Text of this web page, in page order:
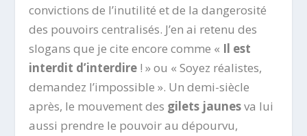
convictions de l’inutilité et de la dangerosité
des pouvoirs centralisés. J’en ai retenu des
slogans que je cite encore comme « Il est
interdit d’interdire ! » ou « Soyez réalistes,
demandez l’impossible ». Un demi-siècle
après, le mouvement des gilets jaunesva lui
aussi prendre le pouvoir au dépourvu,